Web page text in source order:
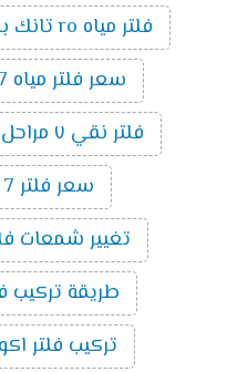
فلتر مياه ro تانك باور بلس ال7 مراحل
سعر فلتر مياه 7 مراحل تايواني
فلتر نقي ٧ مراحل
سعر فلتر 7 مراحل تانك
تغيير شمعات فلتر
طريقة تركيب
تركيب فلتر اكوا